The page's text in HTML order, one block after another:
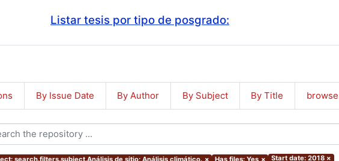
Listar tesis por tipo de posgrado:
By Issue Date By Author By Subject By Title
search.filters.subject.Análisis de sitio; Análisis climático. × Has files: Yes × Start date: 2018 ×